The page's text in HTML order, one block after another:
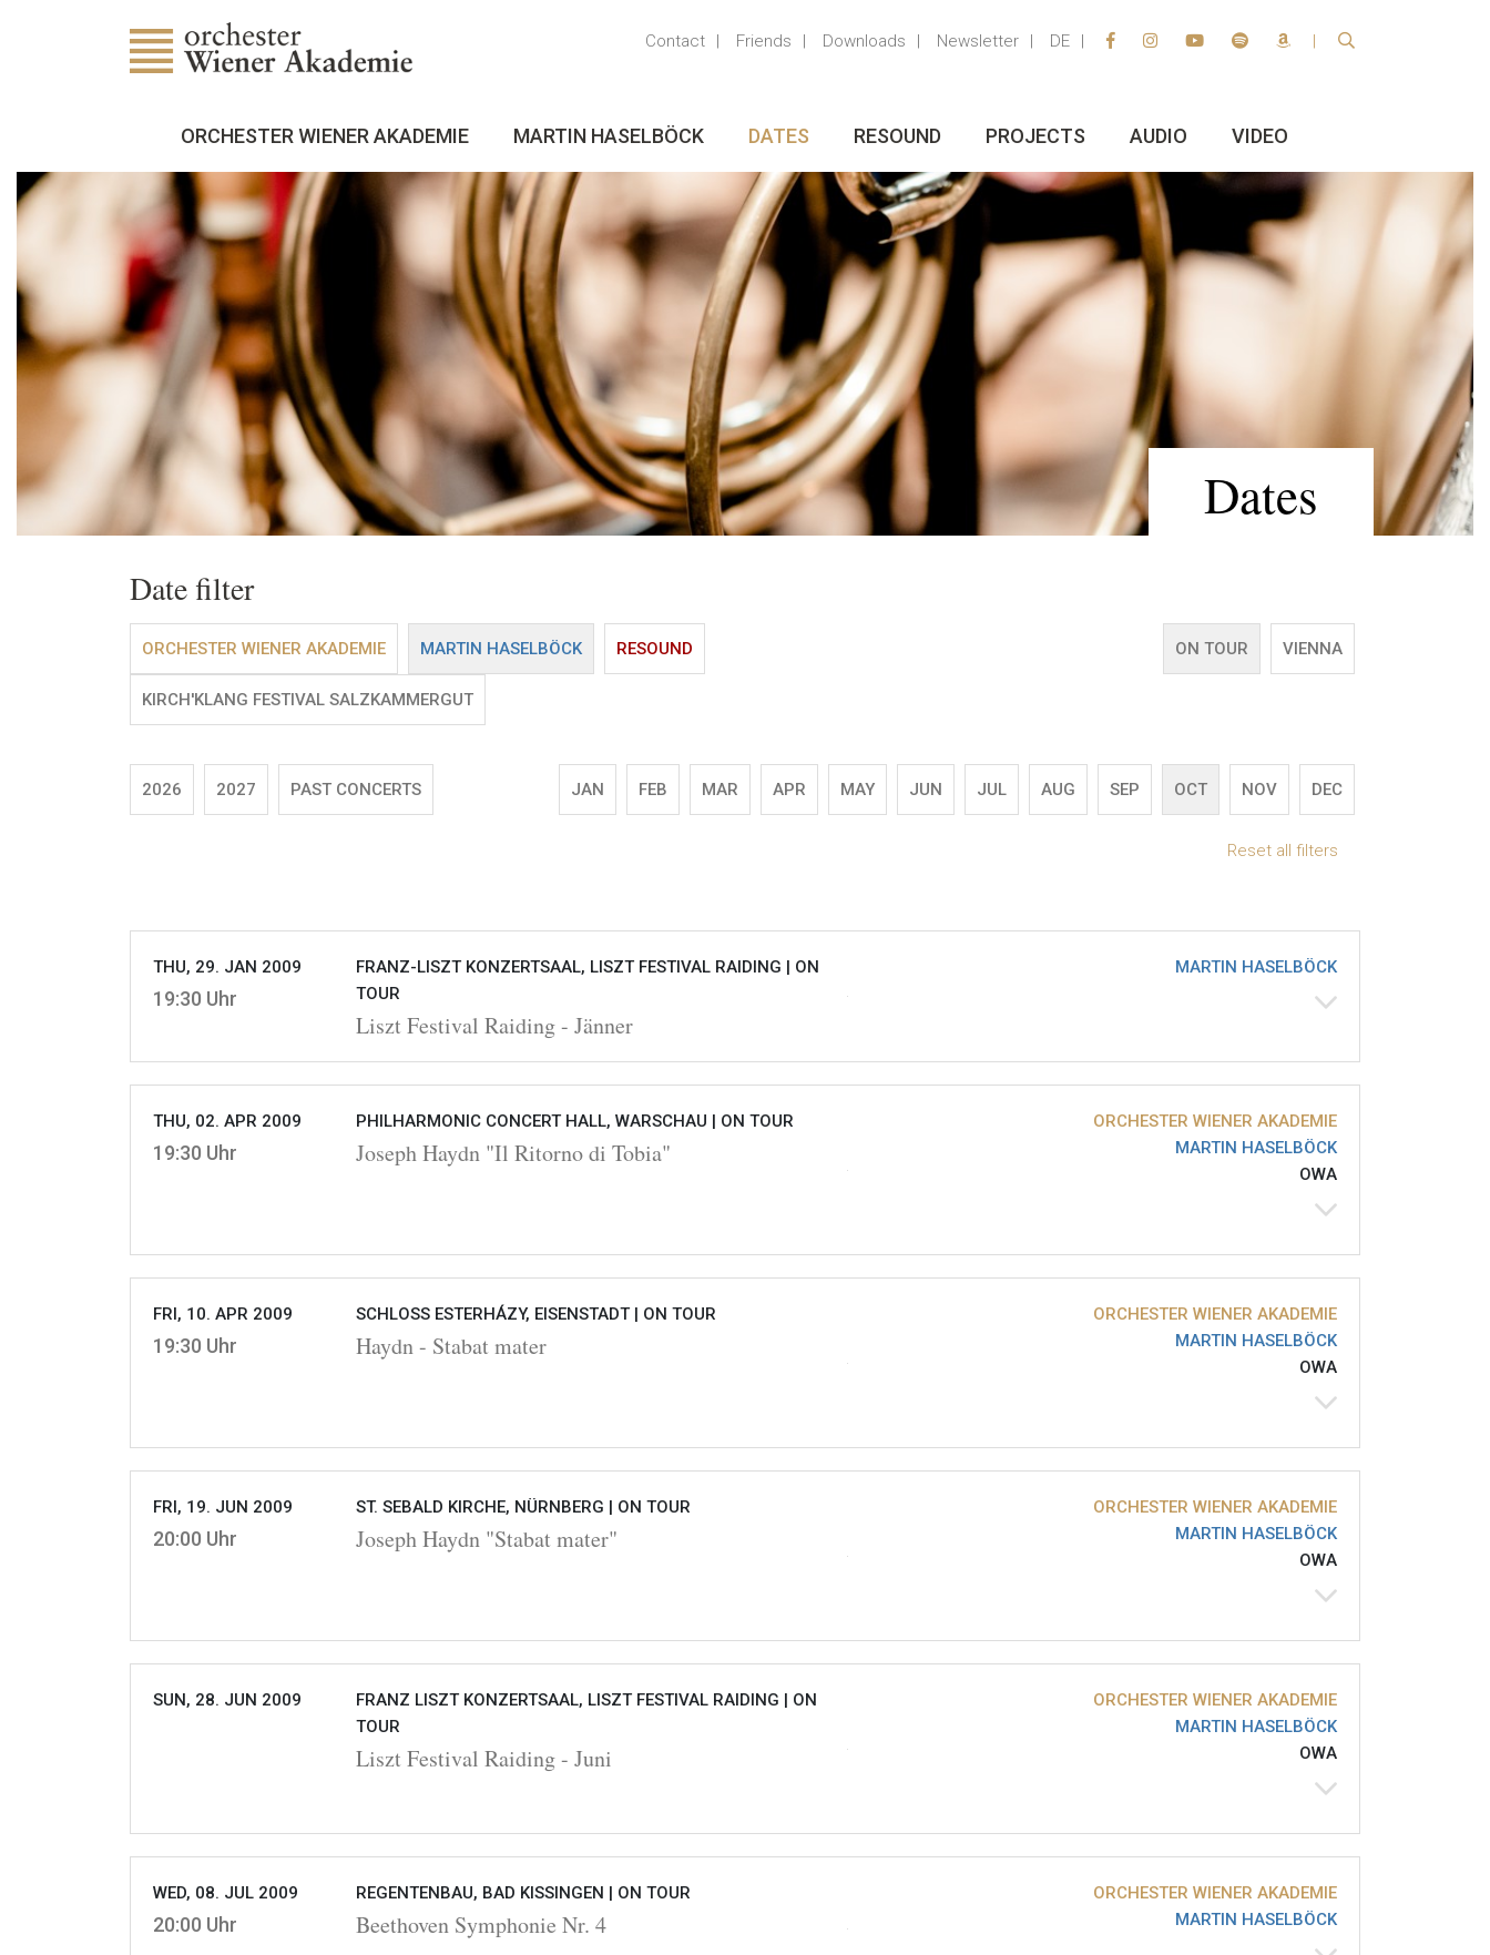
Contact Friends Downloads Newsletter DE
ORCHESTER WIENER AKADEMIE MARTIN HASELBÖCK DATES RESOUND PROJECTS AUDIO VIDEO
Dates
Date filter
ORCHESTER WIENER AKADEMIE MARTIN HASELBÖCK RESOUND
KIRCH'KLANG FESTIVAL SALZKAMMERGUT
ON TOUR VIENNA
2026 2027 PAST CONCERTS JAN FEB MAR APR MAY JUN JUL AUG SEP OCT NOV DEC
Reset all filters
THU, 29. JAN 2009
19:30 Uhr
FRANZ-LISZT KONZERTSAAL, LISZT FESTIVAL RAIDING | ON
TOUR
Liszt Festival Raiding - Jänner
MARTIN HASELBÖCK
THU, 02. APR 2009
19:30 Uhr
PHILHARMONIC CONCERT HALL, WARSCHAU | ON TOUR
Joseph Haydn "Il Ritorno di Tobia"
ORCHESTER WIENER AKADEMIE
MARTIN HASELBÖCK
OWA
FRI, 10. APR 2009
19:30 Uhr
SCHLOSS ESTERHÁZY, EISENSTADT | ON TOUR
Haydn - Stabat mater
ORCHESTER WIENER AKADEMIE
MARTIN HASELBÖCK
OWA
FRI, 19. JUN 2009
20:00 Uhr
ST. SEBALD KIRCHE, NÜRNBERG | ON TOUR
Joseph Haydn "Stabat mater"
ORCHESTER WIENER AKADEMIE
MARTIN HASELBÖCK
OWA
SUN, 28. JUN 2009 FRANZ LISZT KONZERTSAAL, LISZT FESTIVAL RAIDING | ON
TOUR
Liszt Festival Raiding - Juni
ORCHESTER WIENER AKADEMIE
MARTIN HASELBÖCK
OWA
WED, 08. JUL 2009
20:00 Uhr
REGENTENBAU, BAD KISSINGEN | ON TOUR
Beethoven Symphonie Nr. 4
ORCHESTER WIENER AKADEMIE
MARTIN HASELBÖCK